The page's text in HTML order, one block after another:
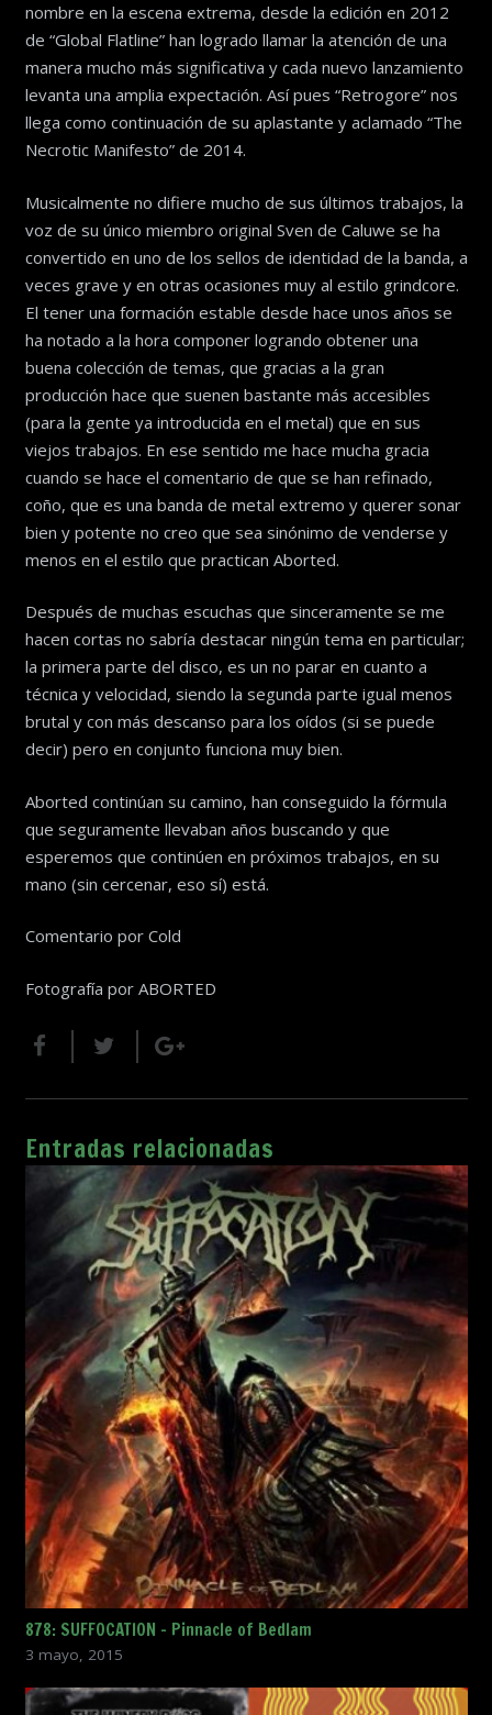
nombre en la escena extrema, desde la edición en 2012
de “Global Flatline” han logrado llamar la atención de una
manera mucho más significativa y cada nuevo lanzamiento
levanta una amplia expectación. Así pues “Retrogore” nos
llega como continuación de su aplastante y aclamado “The
Necrotic Manifesto” de 2014.
Musicalmente no difiere mucho de sus últimos trabajos, la
voz de su único miembro original Sven de Caluwe se ha
convertido en uno de los sellos de identidad de la banda, a
veces grave y en otras ocasiones muy al estilo grindcore.
El tener una formación estable desde hace unos años se
ha notado a la hora componer logrando obtener una
buena colección de temas, que gracias a la gran
producción hace que suenen bastante más accesibles
(para la gente ya introducida en el metal) que en sus
viejos trabajos. En ese sentido me hace mucha gracia
cuando se hace el comentario de que se han refinado,
coño, que es una banda de metal extremo y querer sonar
bien y potente no creo que sea sinónimo de venderse y
menos en el estilo que practican Aborted.
Después de muchas escuchas que sinceramente se me
hacen cortas no sabría destacar ningún tema en particular;
la primera parte del disco, es un no parar en cuanto a
técnica y velocidad, siendo la segunda parte igual menos
brutal y con más descanso para los oídos (si se puede
decir) pero en conjunto funciona muy bien.
Aborted continúan su camino, han conseguido la fórmula
que seguramente llevaban años buscando y que
esperemos que continúen en próximos trabajos, en su
mano (sin cercenar, eso sí) está.
Comentario por Cold
Fotografía por ABORTED
Entradas relacionadas
878: SUFFOCATION – Pinnacle of Bedlam
3 mayo, 2015